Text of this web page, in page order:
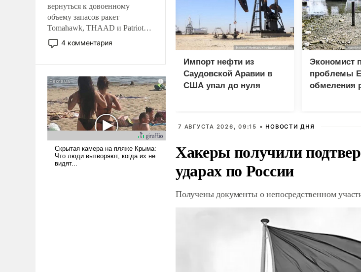
вернуться к довоенному
объему запасов ракет
Tomahawk, THAAD и Patriot
США потребуется более трех
лет. Даже небольшая война с
Сложившаяся ситуация
означает многолетний период
уязвимости США, например,
перед Китаем.
4 комментария
Импорт нефти из
Саудовской Аравии в
США упал до нуля
Экономист
проблемы
обмеления
7 АВГУСТА 2026, 09:15 • НОВОСТИ ДНЯ
Хакеры получили
ударах по России
Получены документы о непосредственном